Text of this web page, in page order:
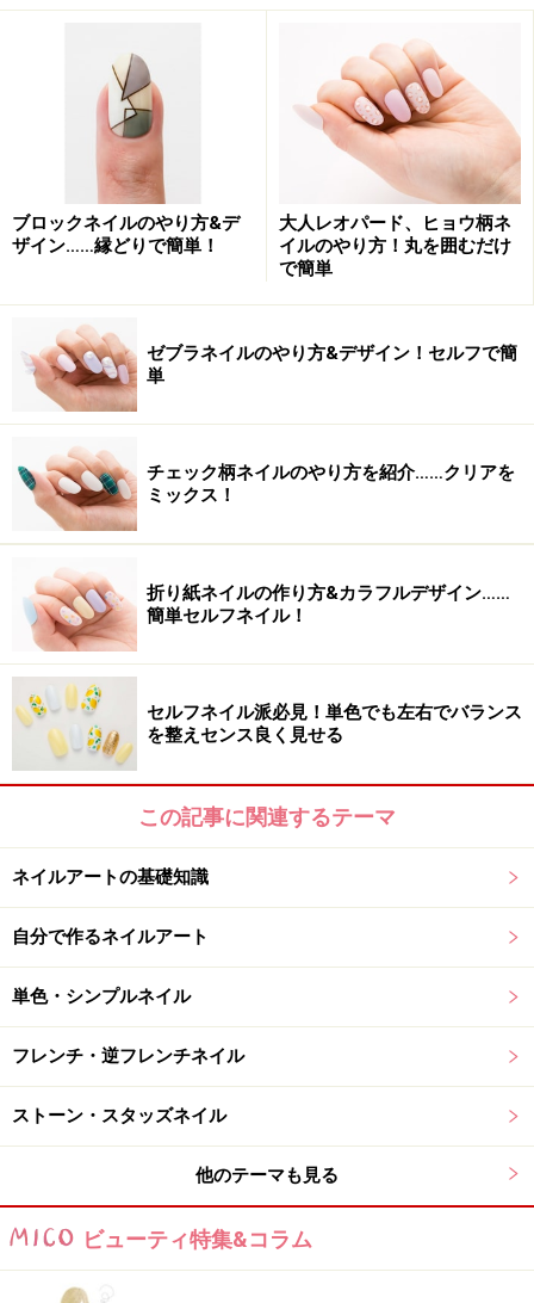
タイルをネイルでも表現。
色自体は落ち着いているのでトライしやすいデザイン
■ハンド
ブルーやパープル、メタリックグレーなど寒色系のベー
スに、白のレースシールをオン。クールな印象のベース
カラーとスイートなレースのミスマッチ感がタッキーっ
ぽいデザインです。オレンジやブルーなどカラフルなブ
リオンを根元に並べ、様々な素材を重ねたような異素材
■フット
大ぶりなホログラムの入ったクールなシルバーに、あめ
玉の様なカラーキャビアを並べてキュートに。色合いも
あえて原色を選び、ベースとのギャップ加減がコツ。
■ネイルアートデザイン製作■
uka表参道店
東京都渋谷区神宮前4-21-10 URA表参道2F
TEL.03-5413-4445
い。
質及び健康状態を十分に考慮し、正しい方法で行ってください。
また、全ての方への有効性を保証するものではありません。
【編集部おすすめの購入サイト】
Amazonでネイルグッズをチェック！
楽天市場でネイルアート用品をチェック！
ブロックネイルのやり方&デ
ザイン……縁どりで簡単！
大人レオパード、ヒョウ柄ネ
イルのやり方！丸を囲むだけ
で簡単
ゼブラネイルのやり方&デザイン！セルフで簡
単
チェック柄ネイルのやり方を紹介……クリアを
ミックス！
折り紙ネイルの作り方&カラフルデザイン……
簡単セルフネイル！
セルフネイル派必見！単色でも左右でバランス
を整えセンス良く見せる
この記事に関連するテーマ
ネイルアートの基礎知識
自分で作るネイルアート
単色・シンプルネイル
フレンチ・逆フレンチネイル
ストーン・スタッズネイル
他のテーマも見る
ビューティ特集&コラム